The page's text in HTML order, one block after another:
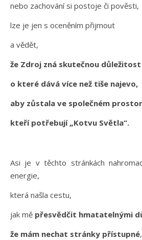
nebo zachování si postoje či pověsti,
lze je jen s oceněním přijmout
a vědět,
že Zdroj zná skutečnou
o které dává více než tiše najevo,
aby zůstala ve společném
kteří potřebují „Kotvu Světla“.
Asi je v těchto stránkách
energie,
která našla cestu,
jak mě přesvědčit hmatatelnými
že mám nechat stránky přístupné,